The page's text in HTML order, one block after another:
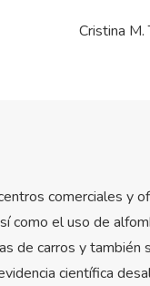
Cristina M.
comerciales y
como el uso de
de carros y también
científica